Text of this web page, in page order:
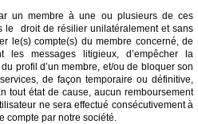
un membre à une ou plusieurs de ces
le droit de résilier unilatéralement et sans
le(s) compte(s) du membre concerné, de
les messages litigieux, d’empêcher la
profil d’un membre, et/ou de bloquer son
de façon temporaire ou définitive,
tout état de cause, aucun remboursement
ne sera effectué consécutivement à
compte par notre société.